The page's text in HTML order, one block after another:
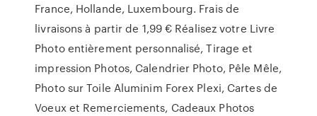
France, Hollande, Luxembourg. Frais de
livraisons à partir de 1,99 € Réalisez votre Livre
Photo entièrement personnalisé, Tirage et
impression Photos, Calendrier Photo, Pêle Mêle,
Photo sur Toile Aluminim Forex Plexi, Cartes de
Voeux et Remerciements, Cadeaux Photos